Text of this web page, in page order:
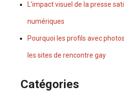
L'impact visuel de la presse satirique dans les médias
numériques
Pourquoi les profils avec photos réussissent mieux sur
les sites de rencontre gay
Catégories